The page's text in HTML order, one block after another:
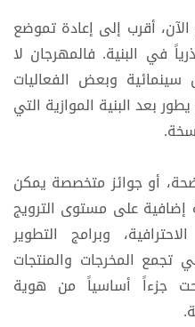
أقرب إلى إعادة تموضع
في البنية. فالمهرجان لا
وبعض الفعاليات
بعد البنية الموازية التي
أو جوائز متخصصة يمكن
إضافية على مستوى الترويج
وبرامج التطوير
تجمع المخرجات والمنتجات
جزءاً أساسياً من هوية